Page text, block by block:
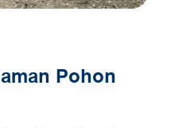
Pohon